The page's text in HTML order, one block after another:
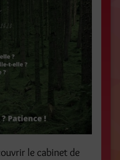
le cabinet de